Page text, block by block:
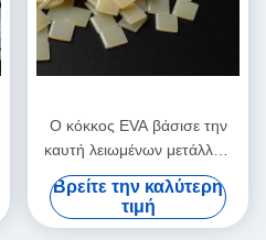
Ο κόκκος EVA βάσισε την
καυτή λειωμένων μετάλλων
συγκολλητική κόλλα
λειωμένων μετάλλων της
EVA καυτή για τη βιβλιοδεσία
Βρείτε την καλύτερη
τιμή